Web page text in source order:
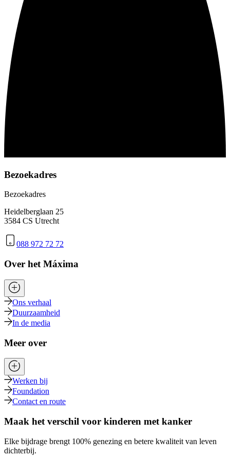
Bezoekadres
Bezoekadres
Heidelberglaan 25
3584 CS Utrecht
088 972 72 72
Over het Máxima
Ons verhaal
Duurzaamheid
In de media
Meer over
Werken bij
Foundation
Contact en route
Maak het verschil voor kinderen met kanker
Elke bijdrage brengt 100% genezing en betere kwaliteit van leven
dichterbij.